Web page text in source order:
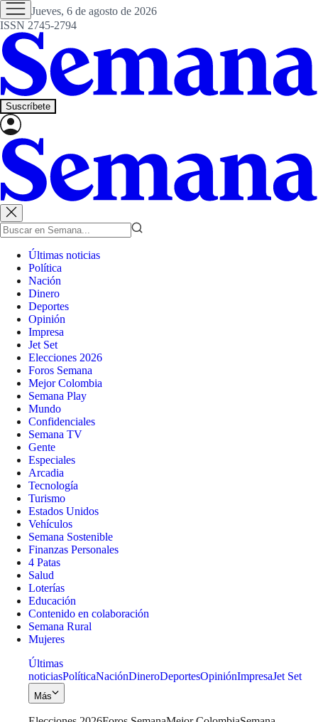
Jueves, 6 de agosto de 2026
ISSN 2745-2794
Suscríbete
Últimas noticias
Política
Nación
Dinero
Deportes
Opinión
Impresa
Jet Set
Elecciones 2026
Foros Semana
Mejor Colombia
Semana Play
Mundo
Confidenciales
Semana TV
Gente
Especiales
Arcadia
Tecnología
Turismo
Estados Unidos
Vehículos
Semana Sostenible
Finanzas Personales
4 Patas
Salud
Loterías
Educación
Contenido en colaboración
Semana Rural
Mujeres
Últimas
noticiasPolíticaNaciónDineroDeportesOpiniónImpresaJet Set
Más